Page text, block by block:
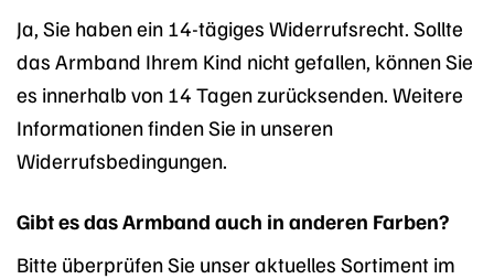
Ja, Sie haben ein 14-tägiges Widerrufsrecht. Sollte
das Armband Ihrem Kind nicht gefallen, können Sie
es innerhalb von 14 Tagen zurücksenden. Weitere
Informationen finden Sie in unseren
Widerrufsbedingungen.
Gibt es das Armband auch in anderen Farben?
Bitte überprüfen Sie unser aktuelles Sortiment im